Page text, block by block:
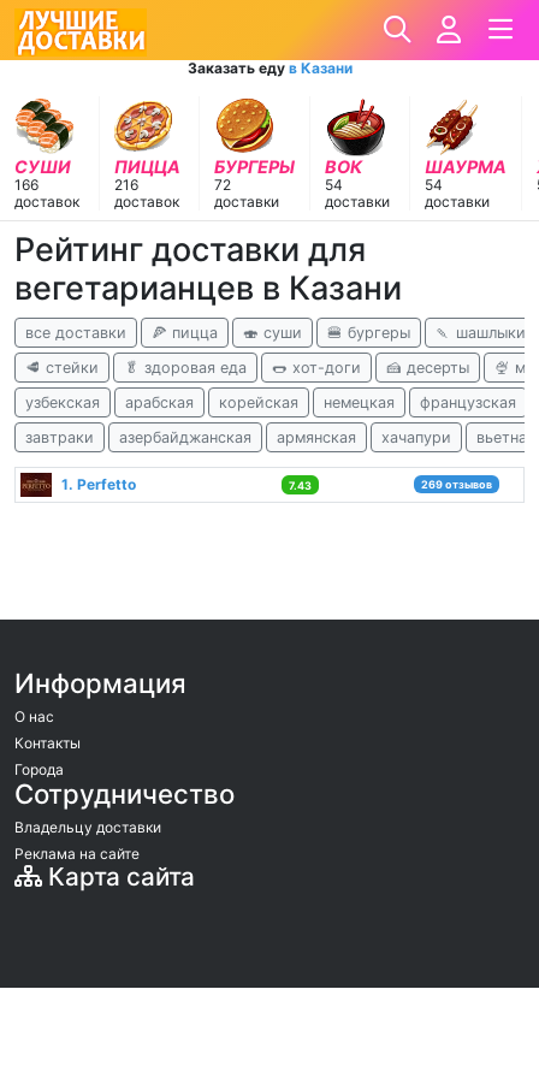
Заказать еду в Казани
СУШИ
166
доставок
ПИЦЦА
216
доставок
БУРГЕРЫ
72
доставки
ВОК
54
доставки
ШАУРМА
54
доставки
Рейтинг доставки для
вегетарианцев в Казани
все доставки 🍕 пицца 🍣 суши 🍔 бургеры
🍡 шашлыки
🥩 стейки
🥬 здоровая еда 🌭 хот-доги 🍰 десерты
🍨
узбекская
арабская корейская немецкая
французская
завтраки
азербайджанская армянская хачапури
1. Perfetto 7.43 269 отзывов
Информация
О нас
Контакты
Города
Сотрудничество
Владельцу доставки
Реклама на сайте
Карта сайта